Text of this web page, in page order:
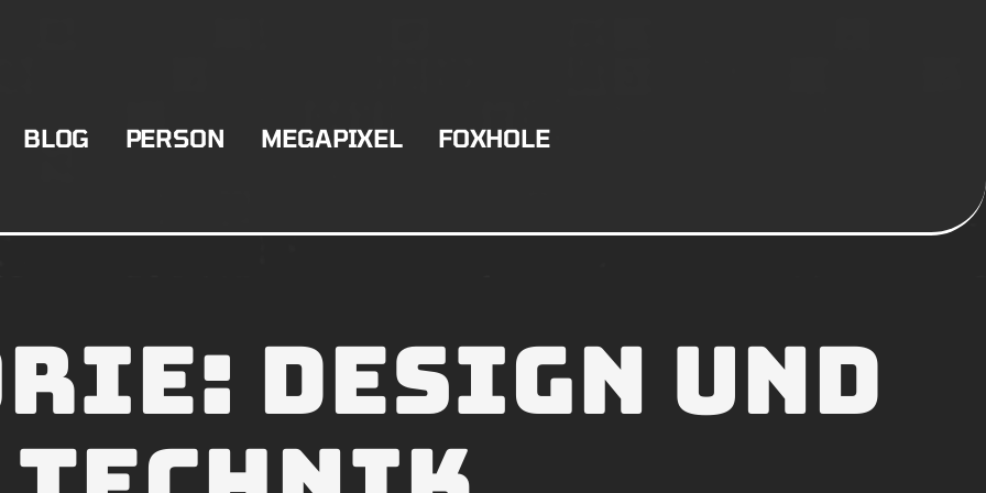
BLOG PERSON MEGAPIXEL FOXHOLE
Design und